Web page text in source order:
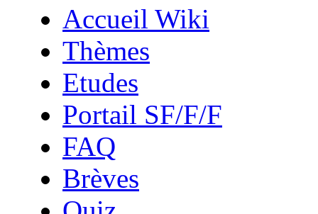
Accueil Wiki
Thèmes
Etudes
Portail SF/F/F
FAQ
Brèves